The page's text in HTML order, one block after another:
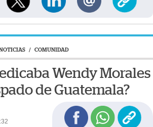
/ COMUNIDAD
Wendy Morales
de Guatemala?